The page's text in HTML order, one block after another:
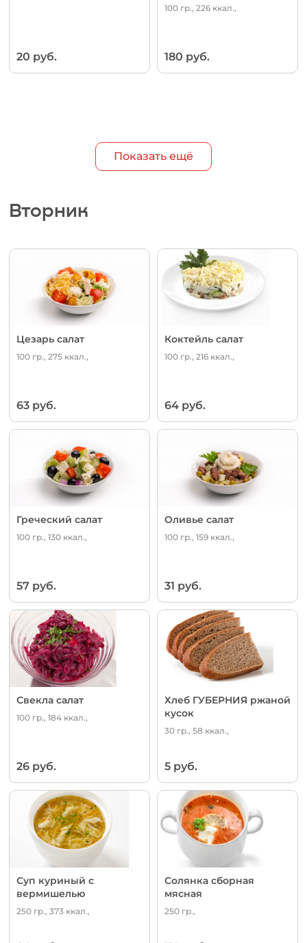
20 руб.
100 гр., 226 ккал.,
180 руб.
Показать ещё
Вторник
Цезарь салат
100 гр., 275 ккал.,
63 руб.
Коктейль салат
100 гр., 216 ккал.,
64 руб.
Греческий салат
100 гр., 130 ккал.,
57 руб.
Оливье салат
100 гр., 159 ккал.,
31 руб.
Свекла салат
100 гр., 184 ккал.,
26 руб.
Хлеб ГУБЕРНИЯ ржаной
кусок
30 гр., 58 ккал.,
5 руб.
Суп куриный с
вермишелью
250 гр., 373 ккал.,
Солянка сборная
мясная
250 гр.,